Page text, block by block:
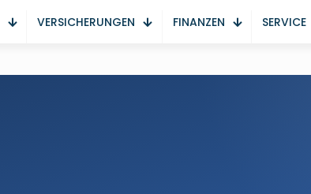
VERSICHERUNGEN FINANZEN SERVICE